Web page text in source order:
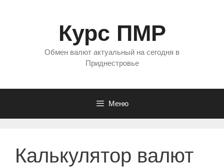
Курс ПМР
Обмен валют актуальный на сегодня в
Приднестровье
Меню
Калькулятор валют